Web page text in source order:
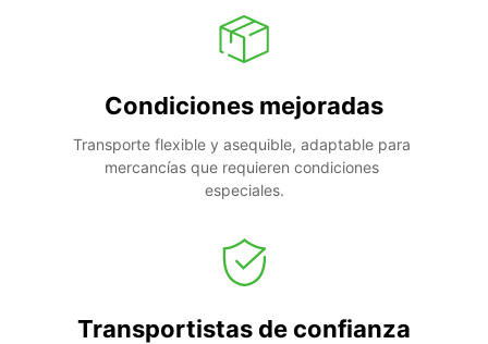
Condiciones mejoradas
Transporte flexible y asequible, adaptable para
mercancías que requieren condiciones
especiales.
Transportistas de confianza